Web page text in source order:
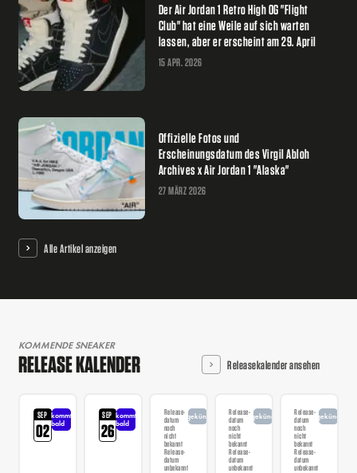
Der Air Jordan 1 Retro High OG "Flight
Club" hat eine Weile auf sich warten
lassen, aber er erscheint am 29. April
15 APR. 2026
Offizielle Fotos und
Erscheinungsdatum des Virgil Abloh
Archives x Air Jordan 1 "Alaska"
27 MÄRZ 2026
Alle Artikel anzeigen
KOMMENDE SNEAKER
RELEASE KALENDER Releasekalender ansehen
SEP
02
kommt
bald
SEP
26
kommt
bald
Release-
datum
noch
nicht
bekannt
Release-
datum
unbekannt
angekündigt
Release-
datum
noch
nicht
bekannt
Release-
datum
unbekannt
angekündigt
Release-
datum
noch
nicht
bekannt
Release-
datum
unbekannt
angekündigt